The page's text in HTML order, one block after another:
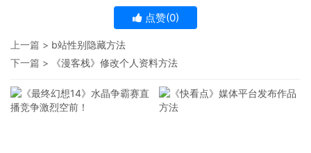
点赞(0)
上一篇 > b站性别隐藏方法
下一篇 >
《漫客栈》修改个人资料方法